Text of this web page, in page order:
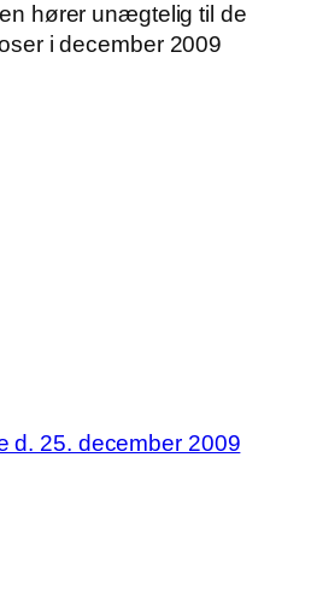
hører unægtelig til de
i december 2009
d. 25. december 2009